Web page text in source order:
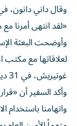
وقال داني
«لقد انتهى أمرنا مع
وأوضحت البعثة
لعلاقاتها مع مكتب
غوتيريش، في 31 ديسمبر/ كانون الأول 2026.
وأكد السفير أن
واتهامنا